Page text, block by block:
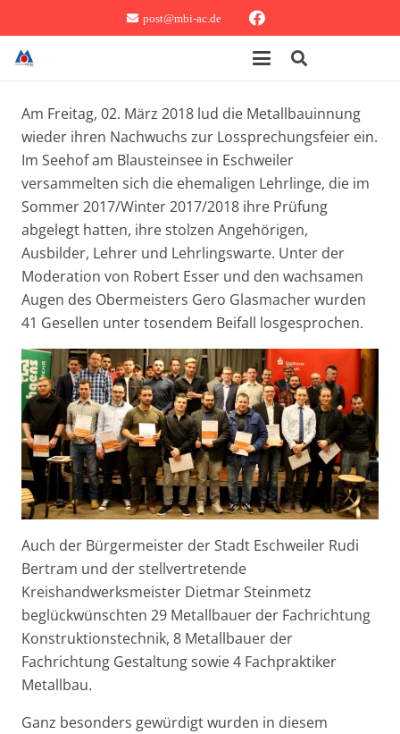
post@mbi-ac.de
Am Freitag, 02. März 2018 lud die Metallbauinnung
wieder ihren Nachwuchs zur Lossprechungsfeier ein.
Im Seehof am Blausteinsee in Eschweiler
versammelten sich die ehemaligen Lehrlinge, die im
Sommer 2017/Winter 2017/2018 ihre Prüfung
abgelegt hatten, ihre stolzen Angehörigen,
Ausbilder, Lehrer und Lehrlingswarte. Unter der
Moderation von Robert Esser und den wachsamen
Augen des Obermeisters Gero Glasmacher wurden
41 Gesellen unter tosendem Beifall losgesprochen.
Auch der Bürgermeister der Stadt Eschweiler Rudi
Bertram und der stellvertretende
Kreishandwerksmeister Dietmar Steinmetz
beglückwünschten 29 Metallbauer der Fachrichtung
Konstruktionstechnik, 8 Metallbauer der
Fachrichtung Gestaltung sowie 4 Fachpraktiker
Metallbau.
Ganz besonders gewürdigt wurden in diesem